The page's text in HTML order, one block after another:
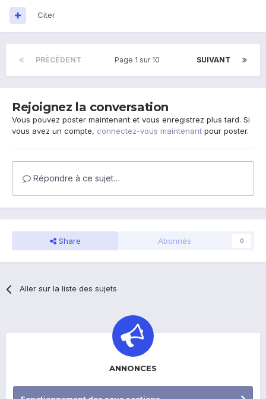
Citer
PRÉCÉDENT SUIVANT
Page 1 sur 10
Rejoignez la conversation
Vous pouvez poster maintenant et vous enregistrez plus tard. Si
vous avez un compte, connectez-vous maintenant pour poster.
Répondre à ce sujet…
Share Abonnés 0
Aller sur la liste des sujets
ANNONCES